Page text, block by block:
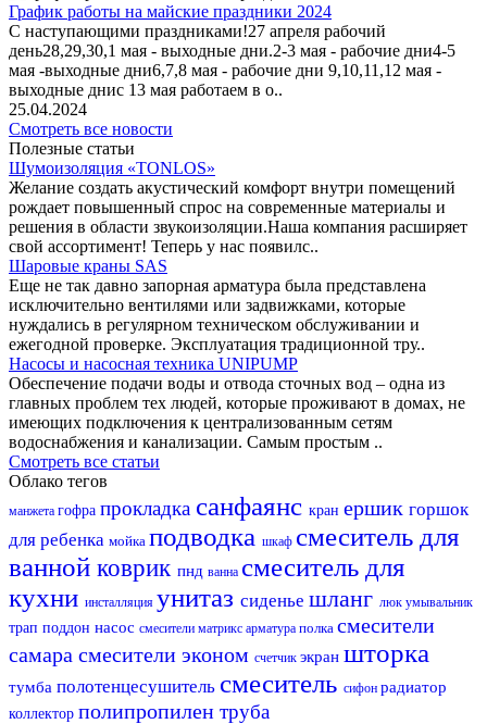
График работы на майские праздники 2024
С наступающими праздниками!27 апреля рабочий
день28,29,30,1 мая - выходные дни.2-3 мая - рабочие дни4-5
мая -выходные дни6,7,8 мая - рабочие дни 9,10,11,12 мая -
выходные днис 13 мая работаем в о..
25.04.2024
Смотреть все новости
Полезные статьи
Шумоизоляция «TONLOS»
Желание создать акустический комфорт внутри помещений
рождает повышенный спрос на современные материалы и
решения в области звукоизоляции.Наша компания расширяет
свой ассортимент! Теперь у нас появилс..
Шаровые краны SAS
Еще не так давно запорная арматура была представлена
исключительно вентилями или задвижками, которые
нуждались в регулярном техническом обслуживании и
ежегодной проверке. Эксплуатация традиционной тру..
Насосы и насосная техника UNIPUMP
Обеспечение подачи воды и отвода сточных вод – одна из
главных проблем тех людей, которые проживают в домах, не
имеющих подключения к централизованным сетям
водоснабжения и канализации. Самым простым ..
Смотреть все статьи
Облако тегов
манжета гофра прокладка санфаянс кран ершик горшок
для ребенка мойка подводка шкаф смеситель для
ванной коврик пнд ванна смеситель для
кухни инсталляция унитаз сиденье шланг люк умывальник
трап поддон насос смесители матрикс арматура полка смесители
самара смесители эконом счетчик экран шторка
тумба полотенцесушитель смеситель сифон радиатор
коллектор полипропилен труба